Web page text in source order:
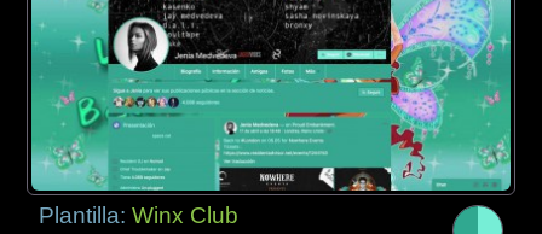
Plantilla:Winx Club